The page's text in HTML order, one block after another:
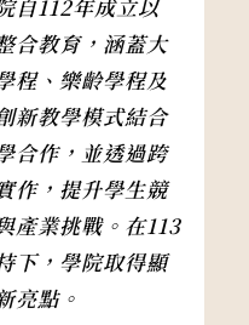
自112年成立以
合教育，涵蓋大
程、樂齡學程及
新教學模式結合
合作，並透過跨
作，提升學生競
產業挑戰。在113
下，學院取得顯
亮點。